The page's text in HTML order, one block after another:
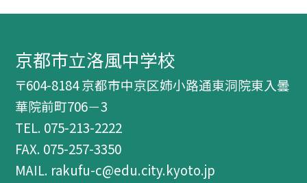
京都市立洛風中学校
〒604-8184 京都市中京区姉小路通東洞院東入曇
華院前町706－3
TEL. 075-213-2222
FAX. 075-257-3350
MAIL. rakufu-c@edu.city.kyoto.jp